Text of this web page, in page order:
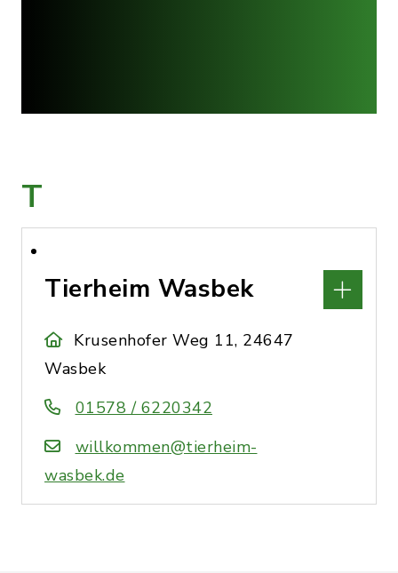
T
Tierheim Wasbek
Krusenhofer Weg 11, 24647
Wasbek
01578 / 6220342
willkommen@tierheim-
wasbek.de